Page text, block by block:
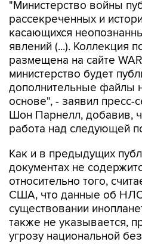
касающихся
явлений (...). Коллекция
размещена на сайте
министерство будет
дополнительные файлы
основе", - заявил пресс-
Шон Парнелл, добавив,
работа над следующей
Как и в предыдущих
относительно того,
США, что данные об НЛО
существовании
также не указывается,
угрозу национальной
В Пентагоне